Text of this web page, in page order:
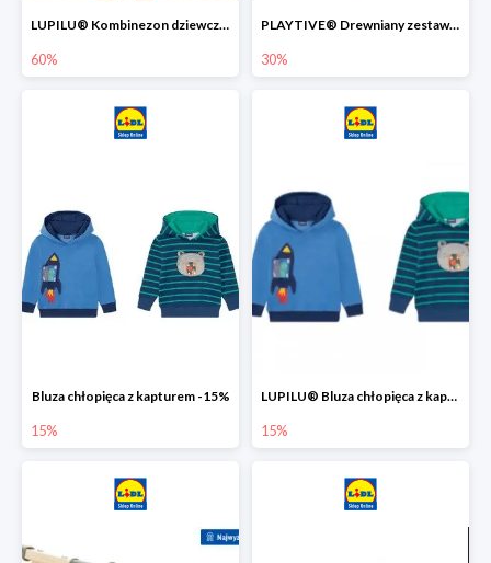
LUPILU® Kombinezon dziewczęcy z bawełny
60%
PLAYTIVE® Drewniany zestaw gier 10 w 1
30%
Bluza chłopięca z kapturem -15%
15%
LUPILU® Bluza chłopięca z kapturem
15%